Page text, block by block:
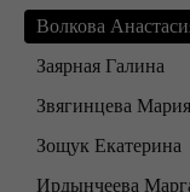
Волкова
Заярная Галина
Звягинцева Мария
Зощук Екатерина
Ирдынчеева